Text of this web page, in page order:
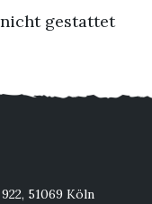
gestattet
51069 Köln